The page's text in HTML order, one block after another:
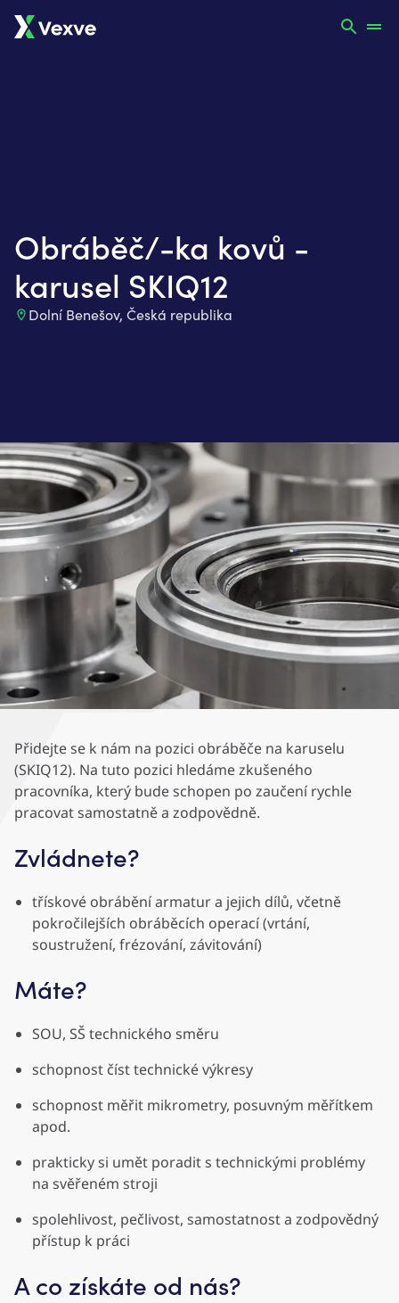
Obráběč/-ka kovů -
karusel SKIQ12
Dolní Benešov, Česká republika
Přidejte se k nám na pozici obráběče na karuselu
(SKIQ12). Na tuto pozici hledáme zkušeného
pracovníka, který bude schopen po zaučení rychle
pracovat samostatně a zodpovědně.
Zvládnete?
třískové obrábění armatur a jejich dílů, včetně
pokročilejších obráběcích operací (vrtání,
soustružení, frézování, závitování)
Máte?
SOU, SŠ technického směru
schopnost číst technické výkresy
schopnost měřit mikrometry, posuvným měřítkem
apod.
prakticky si umět poradit s technickými problémy
na svěřeném stroji
spolehlivost, pečlivost, samostatnost a zodpovědný
přístup k práci
A co získáte od nás?